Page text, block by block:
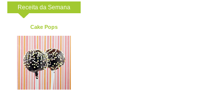
Receita da Semana
Cake Pops